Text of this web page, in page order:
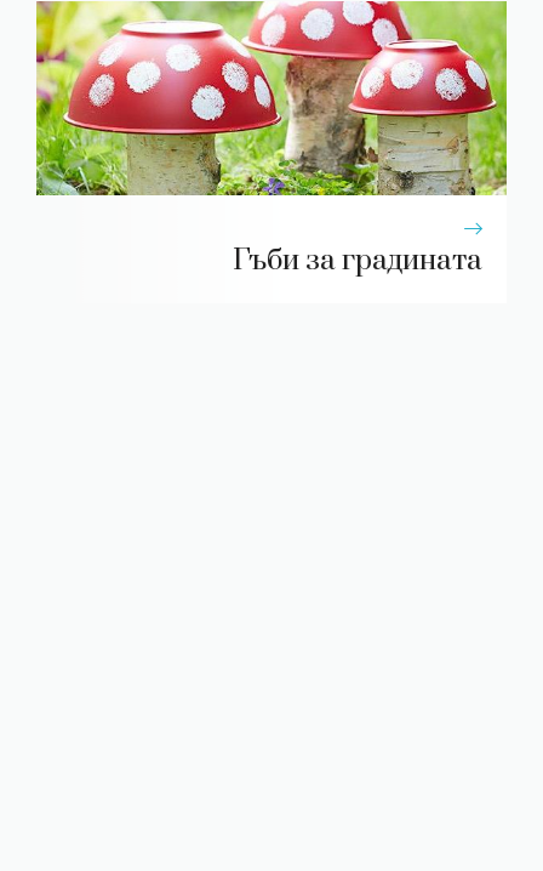
Гъби за градината